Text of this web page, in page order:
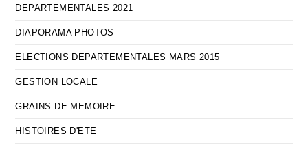
DEPARTEMENTALES 2021
DIAPORAMA PHOTOS
ELECTIONS DEPARTEMENTALES MARS 2015
GESTION LOCALE
GRAINS DE MEMOIRE
HISTOIRES D'ETE